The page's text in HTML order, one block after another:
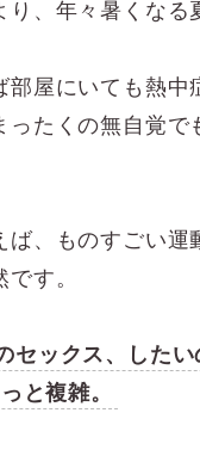
、年々暑くなる
部屋にいても熱中
ったくの無自覚で
ば、ものすごい運
す。
セックス、した
と複雑。